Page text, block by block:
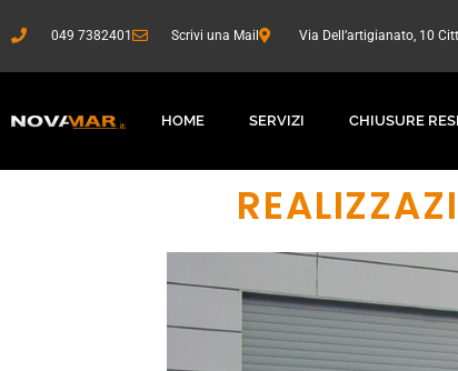
al
049 7382401 Scrivi una Mail Via Dell’artigianato, 10
HOME SERVIZI CHIUSURE